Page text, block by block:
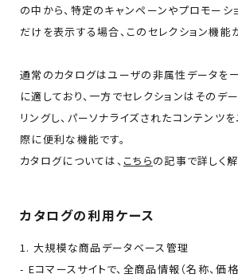
の中から、特定のキャンペーンやプロモー
だけを表示する場合、このセレクション機能
通常のカタログはユーザの非属性データを
に適しており、一方でセレクションはそのデ
リングし、パーソナライズされたコンテンツ
際に便利な機能です。
カタログについては、 こちらの記事で詳しく解
カタログの利用ケース
1. 大規模な商品データベース管理
- Eコマースサイトで、全商品情報（名称、価